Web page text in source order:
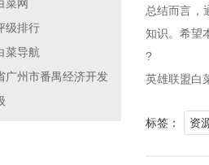
菜网
级排行
菜导航
州市番禺经济开发
总结而言，
知识。希望
?
英雄联盟白
标签： 资